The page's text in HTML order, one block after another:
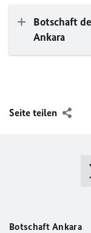
Botschaft
Ankara
Seite teilen
Botschaft Ankara